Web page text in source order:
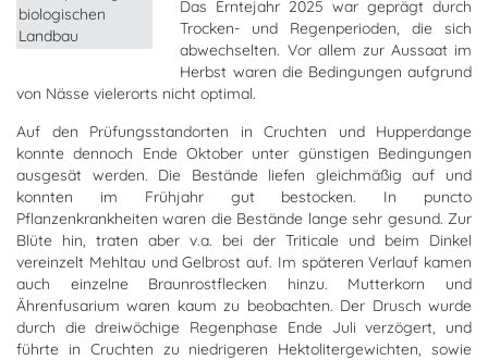
Das Erntejahr 2025 war geprägt durch
Trocken- und Regenperioden, die sich
abwechselten. Vor allem zur Aussaat im
Herbst waren die Bedingungen aufgrund
von Nässe vielerorts nicht optimal.
Auf den Prüfungsstandorten in Cruchten und Hupperdange
konnte dennoch Ende Oktober unter günstigen Bedingungen
ausgesät werden. Die Bestände liefen gleichmäßig auf und
konnten im Frühjahr gut bestocken. In puncto
Pflanzenkrankheiten waren die Bestände lange sehr gesund. Zur
Blüte hin, traten aber v.a. bei der Triticale und beim Dinkel
vereinzelt Mehltau und Gelbrost auf. Im späteren Verlauf kamen
auch einzelne Braunrostflecken hinzu. Mutterkorn und
Ährenfusarium waren kaum zu beobachten. Der Drusch wurde
durch die dreiwöchige Regenphase Ende Juli verzögert, und
führte in Cruchten zu niedrigeren Hektolitergewichten, sowie